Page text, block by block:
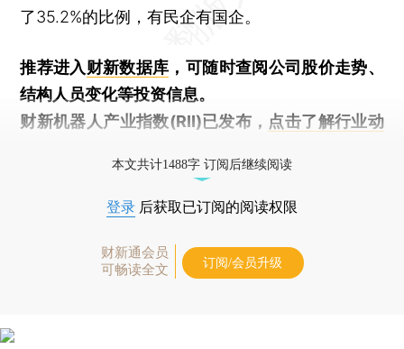
了35.2%的比例，有民企有国企。
推荐进入财新数据库 ，可随时查阅公司股价走势、
结构人员变化等投资信息。
财新机器人产业指数(RII)已发布， 点击了解行业动
本文共计1488字 订阅后继续阅读
登录 后获取已订阅的阅读权限
财新通会员
可畅读全文
订阅/会员升级